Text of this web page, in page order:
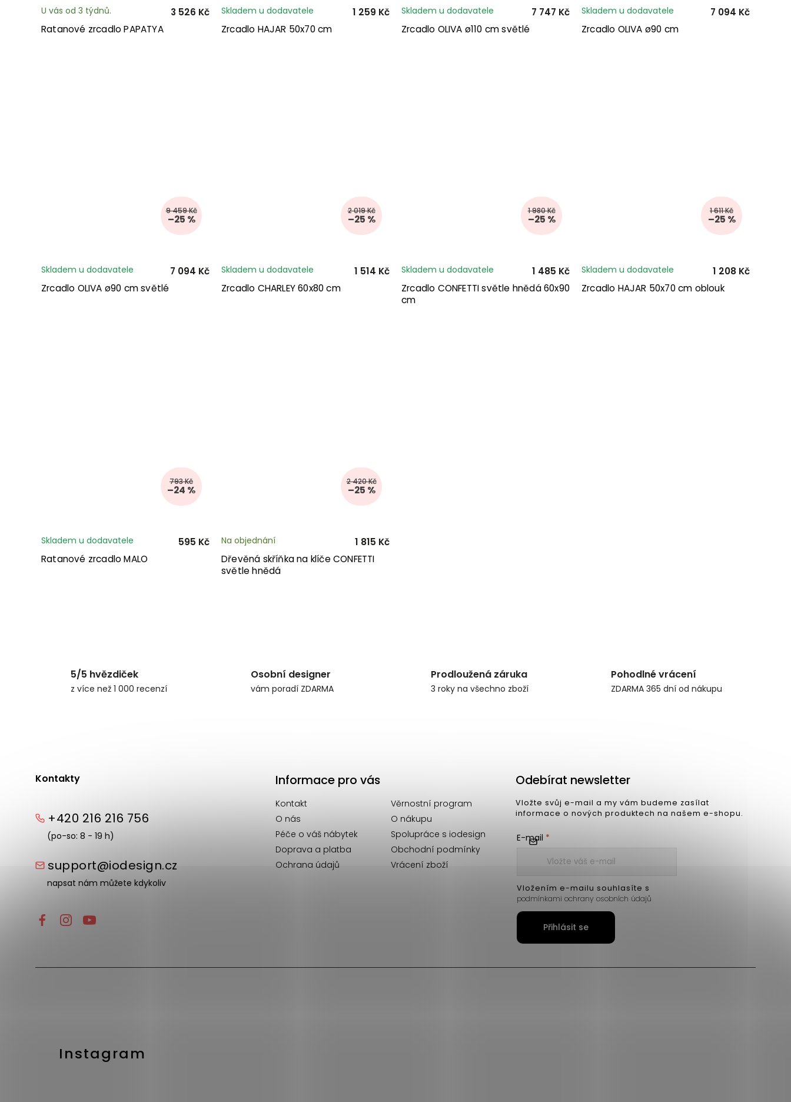
Ratanové zrcadlo PAPATYA
U vás od 3 týdnů. 3 526 Kč
Zrcadlo HAJAR 50x70 cm
Skladem u dodavatele 1 259 Kč
Zrcadlo OLIVA ø110 cm světlé
Skladem u dodavatele 7 747 Kč
Zrcadlo OLIVA ø90 cm
Skladem u dodavatele 7 094 Kč
9 459 Kč
–25 %
Zrcadlo OLIVA ø90 cm světlé
Skladem u dodavatele 7 094 Kč
2 019 Kč
–25 %
Zrcadlo CHARLEY 60x80 cm
Skladem u dodavatele 1 514 Kč
1 980 Kč
–25 %
Zrcadlo CONFETTI světle hnědá 60x90
cm
Skladem u dodavatele 1 485 Kč
1 611 Kč
–25 %
Zrcadlo HAJAR 50x70 cm oblouk
Skladem u dodavatele 1 208 Kč
793 Kč
–24 %
Ratanové zrcadlo MALO
Skladem u dodavatele 595 Kč
2 420 Kč
–25 %
Dřevěná skříňka na klíče CONFETTI
světle hnědá
Na objednání 1 815 Kč
5/5 hvězdiček
z více než 1 000 recenzí
Osobní designer
vám poradí ZDARMA
Prodloužená záruka
3 roky na všechno zboží
Pohodlné vrácení
ZDARMA 365 dní od nákupu
Kontakty
+420 216 216 756
(po-so: 8 - 19 h)
support@iodesign.cz
napsat nám můžete kdykoliv
Informace pro vás
Kontakt
Věrnostní program
O nás
O nákupu
Péče o váš nábytek
Spolupráce s iodesign
Doprava a platba
Obchodní podmínky
Ochrana údajů
Vrácení zboží
Instagram
Odebírat newsletter
Vložte svůj e-mail a my vám budeme zasílat
informace o nových produktech na našem e-shopu.
E-mail
Vložením e-mailu souhlasíte s
podmínkami ochrany osobních údajů
Přihlásit se